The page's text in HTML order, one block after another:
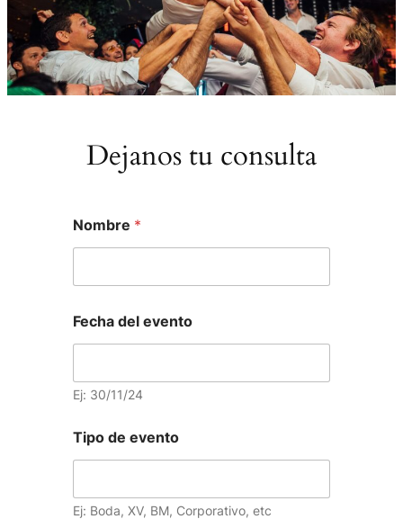
Dejanos tu consulta
e
c
e
l
N
m
b
e
e
t
e
s
*
e
c
a
Nombre *
Fecha del evento
Ej: 30/11/24
Tipo de evento
Ej: Boda, XV, BM, Corporativo, etc